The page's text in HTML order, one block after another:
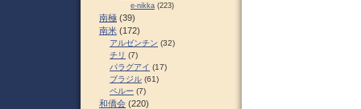
e-nikka (223)
南極 (39)
南米 (172)
アルゼンチン (32)
チリ (7)
パラグアイ (17)
ブラジル (61)
ペルー (7)
和僑会 (220)